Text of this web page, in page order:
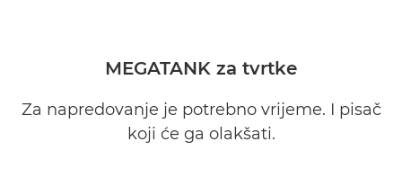
MEGATANK za tvrtke
Za napredovanje je potrebno vrijeme. I pisač
koji će ga olakšati.